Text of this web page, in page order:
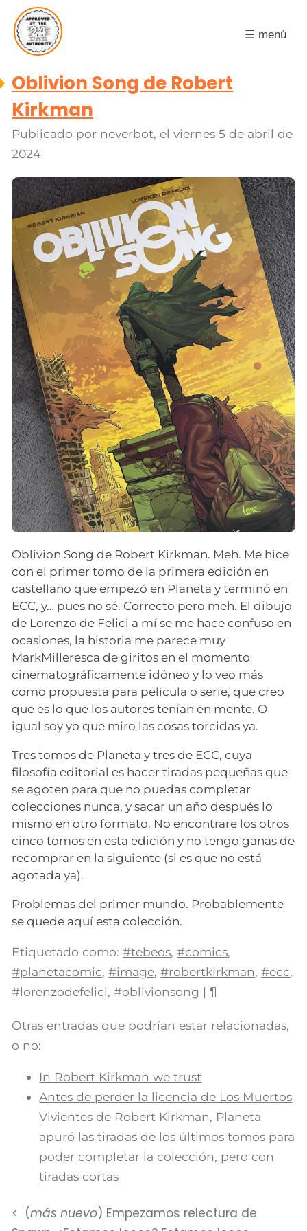
☰ menú
Oblivion Song de Robert
Kirkman
Publicado por neverbot, elviernes 5 de abril de
2024
Oblivion Song de Robert Kirkman. Meh. Me hice
con el primer tomo de la primera edición en
castellano que empezó en Planeta y terminó en
ECC, y… pues no sé. Correcto pero meh. El dibujo
de Lorenzo de Felici a mí se me hace confuso en
ocasiones, la historia me parece muy
MarkMilleresca de giritos en el momento
cinematográficamente idóneo y lo veo más
como propuesta para película o serie, que creo
que es lo que los autores tenían en mente. O
igual soy yo que miro las cosas torcidas ya.
Tres tomos de Planeta y tres de ECC, cuya
filosofía editorial es hacer tiradas pequeñas que
se agoten para que no puedas completar
colecciones nunca, y sacar un año después lo
mismo en otro formato. No encontrare los otros
cinco tomos en esta edición y no tengo ganas de
recomprar en la siguiente (si es que no está
agotada ya).
Problemas del primer mundo. Probablemente
se quede aquí esta colección.
Etiquetado como: #tebeos,#comics,
#planetacomic,#image,#robertkirkman,#ecc,
#lorenzodefelici,#oblivionsong |¶
Otras entradas que podrían estar relacionadas,
o no:
In Robert Kirkman we trust
Antes de perder la licencia de Los Muertos
Vivientes de Robert Kirkman, Planeta
apuró las tiradas de los últimos tomos para
poder completar la colección, pero con
tiradas cortas
(más nuevo) Empezamos relectura de